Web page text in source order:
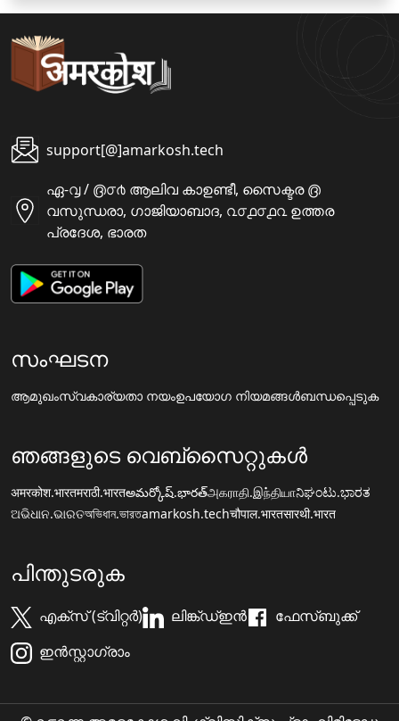
support[@]amarkosh.tech
ഏ-൮ / ൫൦൪ ആലിവ കാഉണ്ടീ, സൈക്ടര ൫
വസുന്ധരാ, ഗാജിയാബാദ, ൨൦൧൦൧൨ ഉത്തര
പ്രദേശ, ഭാരത
സംഘടന
ആമുഖംസ്വകാര്യതാ നയംഉപയോഗ നിയമങ്ങൾബന്ധപ്പെടുക
ഞങ്ങളുടെ വെബ്സൈറ്റുകൾ
अमरकोश.भारतमराठी.भारतఅమర్కోష్.భారత్அகராதி.இந்தியாನಿಘಂಟು.ಭಾರತ
ଅଭିଧାନ.ଭାରତঅভিধান.ভারতamarkosh.techचौपाल.भारतसारथी.भारत
പിന്തുടരുക
എക്സ് (ട്വിറ്റർ) ലിങ്ക്ഡ്ഇൻ
ഫേസ്ബുക്ക്
ഇൻസ്റ്റാഗ്രാം